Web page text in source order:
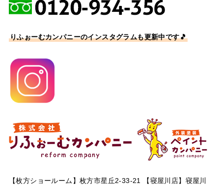
りふぉーむカンパニーのインスタグラムも更新中です🎵
【枚方ショールーム】枚方市星丘2-33-21 【寝屋川店】寝屋川